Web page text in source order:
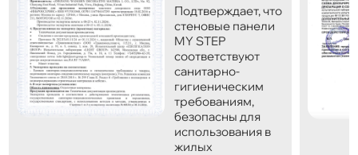
Подтверждает, что
стеновые панели
MY STEP
соответствуют
санитарно-
гигиеническим
требованиям,
безопасны для
использования в
жилых